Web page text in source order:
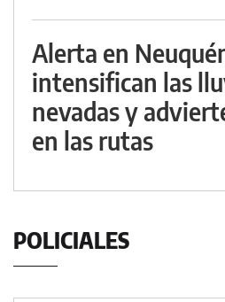
Alerta en
intensifican las
nevadas y
en las rutas
POLICIALES